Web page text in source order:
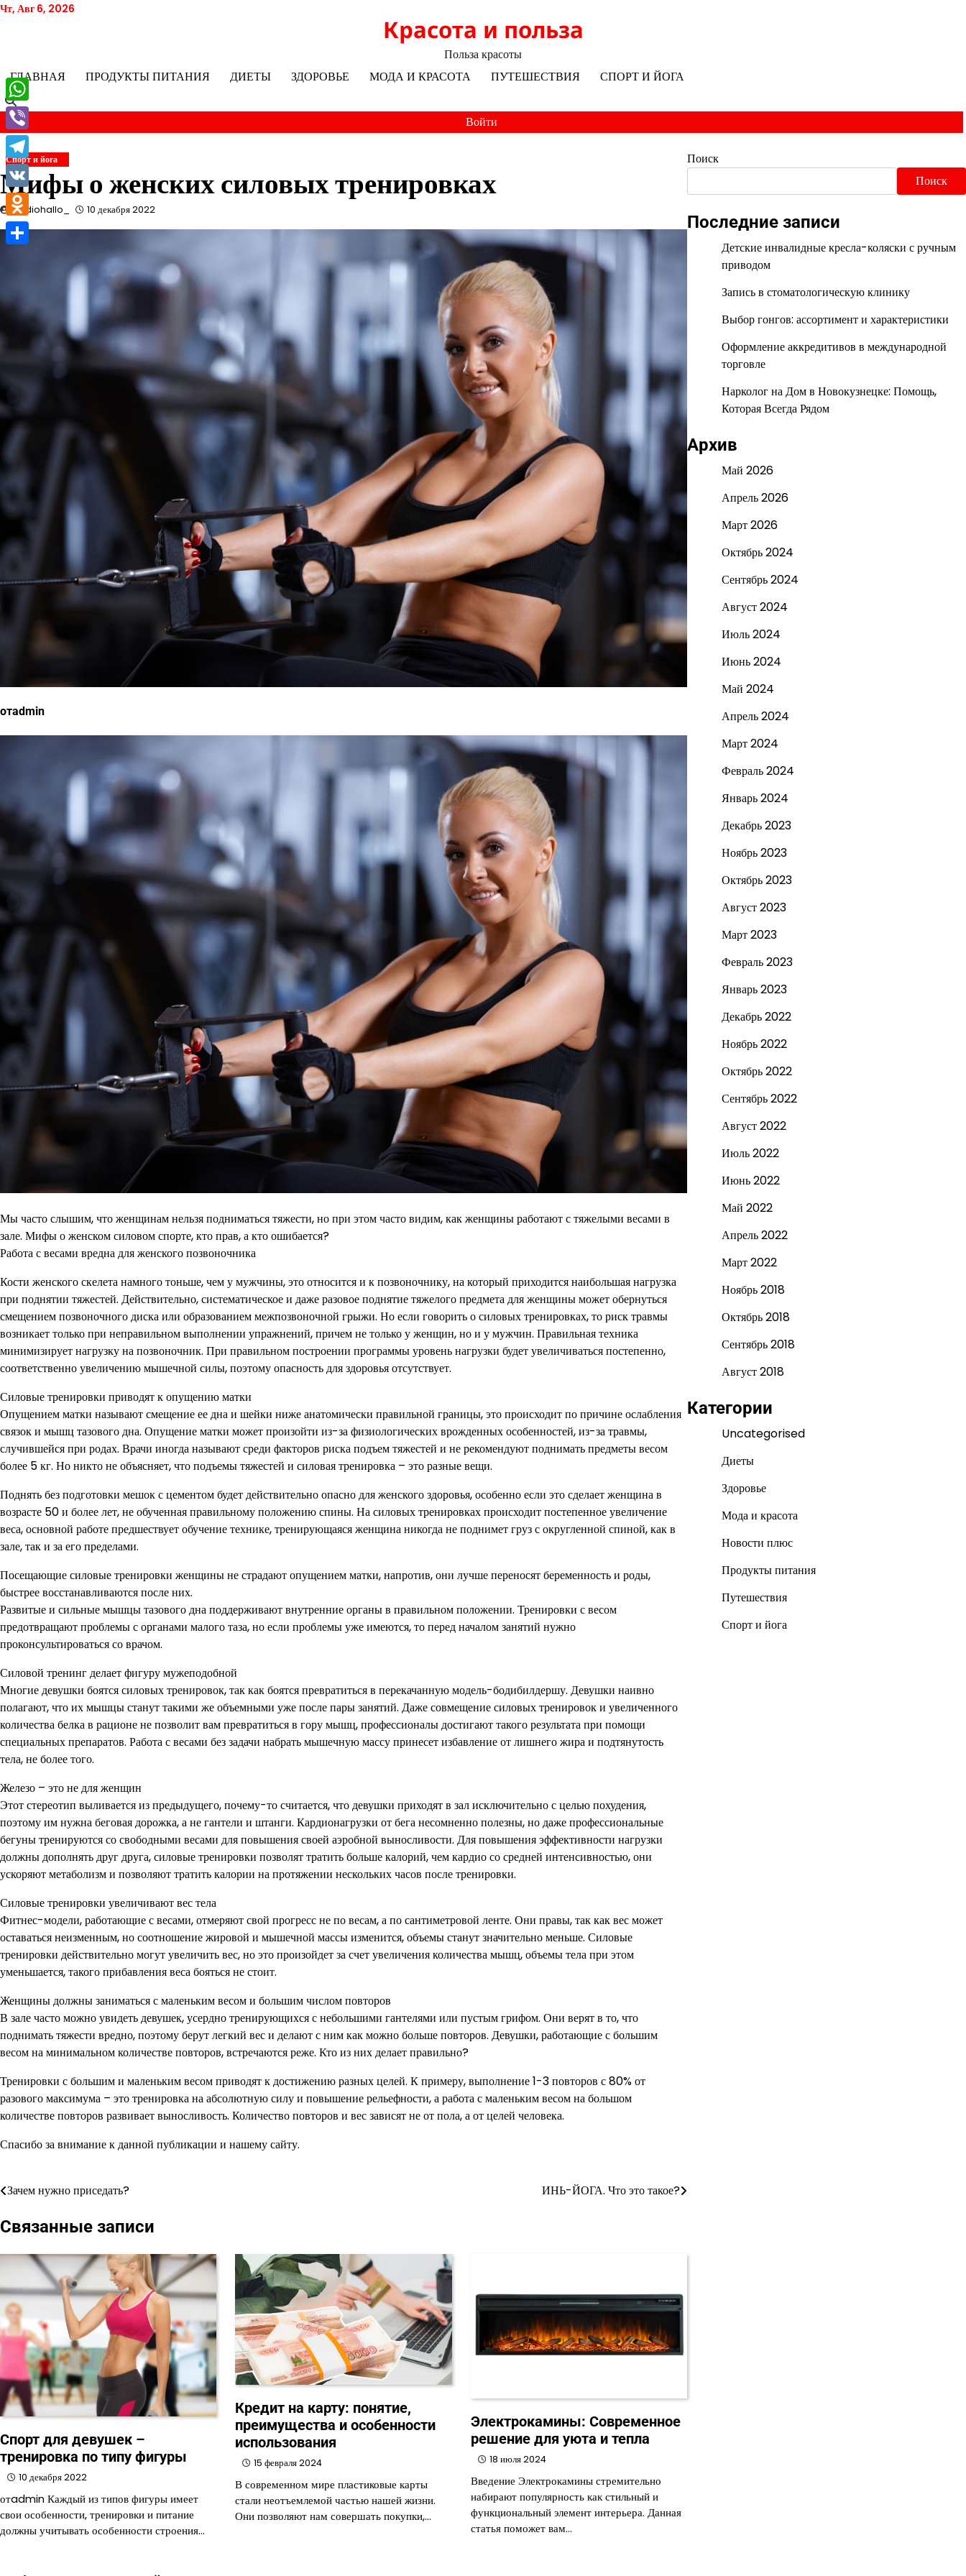
Перейти
Чт, Авг 6, 2026
Красота и польза
Польза красоты
ГЛАВНАЯ
ПРОДУКТЫ ПИТАНИЯ ДИЕТЫ ЗДОРОВЬЕ МОДА И КРАСОТА ПУТЕШЕСТВИЯ СПОРТ И ЙОГА
Войти
Спорт и йога
Мифы о женских силовых тренировках
studiohallo_ 10 декабря 2022
отadmin
Мы часто слышим, что женщинам нельзя подниматься тяжести, но при этом часто видим, как женщины работают с тяжелыми весами в
зале. Мифы о женском силовом спорте, кто прав, а кто ошибается?
Работа с весами вредна для женского позвоночника
Кости женского скелета намного тоньше, чем у мужчины, это относится и к позвоночнику, на который приходится наибольшая нагрузка
при поднятии тяжестей. Действительно, систематическое и даже разовое поднятие тяжелого предмета для женщины может обернуться
смещением позвоночного диска или образованием межпозвоночной грыжи. Но если говорить о силовых тренировках, то риск травмы
возникает только при неправильном выполнении упражнений, причем не только у женщин, но и у мужчин. Правильная техника
минимизирует нагрузку на позвоночник. При правильном построении программы уровень нагрузки будет увеличиваться постепенно,
соответственно увеличению мышечной силы, поэтому опасность для здоровья отсутствует.
Силовые тренировки приводят к опущению матки
Опущением матки называют смещение ее дна и шейки ниже анатомически правильной границы, это происходит по причине ослабления
связок и мышц тазового дна. Опущение матки может произойти из-за физиологических врожденных особенностей, из-за травмы,
случившейся при родах. Врачи иногда называют среди факторов риска подъем тяжестей и не рекомендуют поднимать предметы весом
более 5 кг. Но никто не объясняет, что подъемы тяжестей и силовая тренировка – это разные вещи.
Поднять без подготовки мешок с цементом будет действительно опасно для женского здоровья, особенно если это сделает женщина в
возрасте 50 и более лет, не обученная правильному положению спины. На силовых тренировках происходит постепенное увеличение
веса, основной работе предшествует обучение технике, тренирующаяся женщина никогда не поднимет груз с округленной спиной, как в
зале, так и за его пределами.
Посещающие силовые тренировки женщины не страдают опущением матки, напротив, они лучше переносят беременность и роды,
быстрее восстанавливаются после них.
Развитые и сильные мышцы тазового дна поддерживают внутренние органы в правильном положении. Тренировки с весом
предотвращают проблемы с органами малого таза, но если проблемы уже имеются, то перед началом занятий нужно
проконсультироваться со врачом.
Силовой тренинг делает фигуру мужеподобной
Многие девушки боятся силовых тренировок, так как боятся превратиться в перекачанную модель-бодибилдершу. Девушки наивно
полагают, что их мышцы станут такими же объемными уже после пары занятий. Даже совмещение силовых тренировок и увеличенного
количества белка в рационе не позволит вам превратиться в гору мышц, профессионалы достигают такого результата при помощи
специальных препаратов. Работа с весами без задачи набрать мышечную массу принесет избавление от лишнего жира и подтянутость
тела, не более того.
Железо – это не для женщин
Этот стереотип выливается из предыдущего, почему-то считается, что девушки приходят в зал исключительно с целью похудения,
поэтому им нужна беговая дорожка, а не гантели и штанги. Кардионагрузки от бега несомненно полезны, но даже профессиональные
бегуны тренируются со свободными весами для повышения своей аэробной выносливости. Для повышения эффективности нагрузки
должны дополнять друг друга, силовые тренировки позволят тратить больше калорий, чем кардио со средней интенсивностью, они
ускоряют метаболизм и позволяют тратить калории на протяжении нескольких часов после тренировки.
Силовые тренировки увеличивают вес тела
Фитнес-модели, работающие с весами, отмеряют свой прогресс не по весам, а по сантиметровой ленте. Они правы, так как вес может
оставаться неизменным, но соотношение жировой и мышечной массы изменится, объемы станут значительно меньше. Силовые
тренировки действительно могут увеличить вес, но это произойдет за счет увеличения количества мышц, объемы тела при этом
уменьшается, такого прибавления веса бояться не стоит.
Женщины должны заниматься с маленьким весом и большим числом повторов
В зале часто можно увидеть девушек, усердно тренирующихся с небольшими гантелями или пустым грифом. Они верят в то, что
поднимать тяжести вредно, поэтому берут легкий вес и делают с ним как можно больше повторов. Девушки, работающие с большим
весом на минимальном количестве повторов, встречаются реже. Кто из них делает правильно?
Тренировки с большим и маленьким весом приводят к достижению разных целей. К примеру, выполнение 1-3 повторов с 80% от
разового максимума – это тренировка на абсолютную силу и повышение рельефности, а работа с маленьким весом на большом
количестве повторов развивает выносливость. Количество повторов и вес зависят не от пола, а от целей человека.
Спасибо за внимание к данной публикации и нашему сайту.
Навигация
по
Зачем нужно приседать? ИНЬ-ЙОГА. Что это такое?
Связанные записи
Спорт для девушек –
тренировка по типу фигуры
10 декабря 2022
отadmin Каждый из типов фигуры имеет
свои особенности, тренировки и питание
должны учитывать особенности строения…
Кредит на карту: понятие,
преимущества и особенности
использования
15 февраля 2024
В современном мире пластиковые карты
стали неотъемлемой частью нашей жизни.
Они позволяют нам совершать покупки,…
Электрокамины: Современное
решение для уюта и тепла
18 июля 2024
Введение Электрокамины стремительно
набирают популярность как стильный и
функциональный элемент интерьера. Данная
статья поможет вам…
Поиск
Поиск
Последние записи
Детские инвалидные кресла-коляски с ручным
приводом
Запись в стоматологическую клинику
Выбор гонгов: ассортимент и характеристики
Оформление аккредитивов в международной
торговле
Нарколог на Дом в Новокузнецке: Помощь,
Которая Всегда Рядом
Архив
Май 2026
Апрель 2026
Март 2026
Октябрь 2024
Сентябрь 2024
Август 2024
Июль 2024
Июнь 2024
Май 2024
Апрель 2024
Март 2024
Февраль 2024
Январь 2024
Декабрь 2023
Ноябрь 2023
Октябрь 2023
Август 2023
Март 2023
Февраль 2023
Январь 2023
Декабрь 2022
Ноябрь 2022
Октябрь 2022
Сентябрь 2022
Август 2022
Июль 2022
Июнь 2022
Май 2022
Апрель 2022
Март 2022
Ноябрь 2018
Октябрь 2018
Сентябрь 2018
Август 2018
Категории
Uncategorised
Диеты
Здоровье
Мода и красота
Новости плюс
Продукты питания
Путешествия
Спорт и йога
WhatsApp
Viber
Telegram
VK
Odnoklassniki